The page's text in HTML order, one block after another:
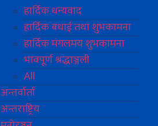
हार्दिक धन्यवाद
हार्दिक बधाई तथा शुभकामना
हार्दिक मंगलमय शुभकामना
भावपूर्ण श्रद्धाञ्जली
All
अन्तर्वार्ता
अन्तराष्ट्रिय